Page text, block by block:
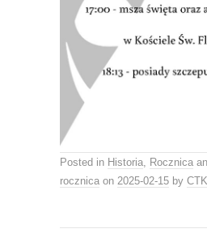
Posted in Historia, Rocznica
rocznica on 2025-02-15 by CTK